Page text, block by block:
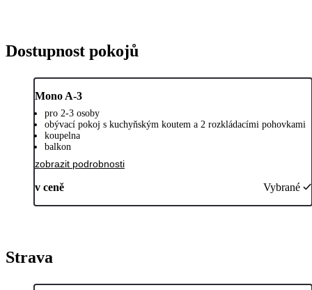
Dostupnost pokojů
Mono A-3
pro 2-3 osoby
obývací pokoj s kuchyňským koutem a 2 rozkládacími pohovkami
koupelna
balkon
zobrazit podrobnosti
v ceně Vybrané
Strava